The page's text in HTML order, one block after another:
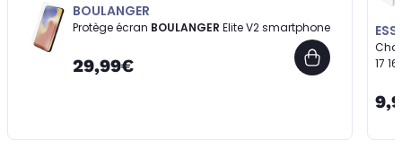
BOULANGER
Protège écran BOULANGER Elite V2 smartphone
29,99€
17